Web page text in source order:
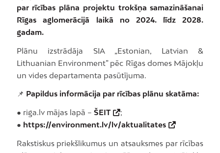
par rīcības plāna projektu trokšņa samazināšanai
Rīgas aglomerācijā laikā no 2024. līdz 2028.
gadam.
Plānu izstrādāja SIA „Estonian, Latvian &
Lithuanian Environment” pēc Rīgas domes Mājokļu
un vides departamenta pasūtījuma.
📌 Papildus informācija par rīcības plānu skatāma:
● riga.lv mājas lapā – ŠEIT
;
● https://environment.lv/lv/aktualitates
Rakstiskus priekšlikumus un atsauksmes par rīcības